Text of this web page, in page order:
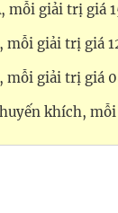
mỗi giải trị giá
mỗi giải trị giá
mỗi giải trị giá
khích,